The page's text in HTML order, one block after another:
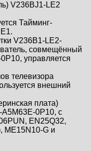
V236BJ1-LE2
Тайминг-
V236B1-LE2-
совмещённый
управляется
телевизора
внешний
плата)
A5M63E-0P10, с
EN25Q32,
ME15N10-G и